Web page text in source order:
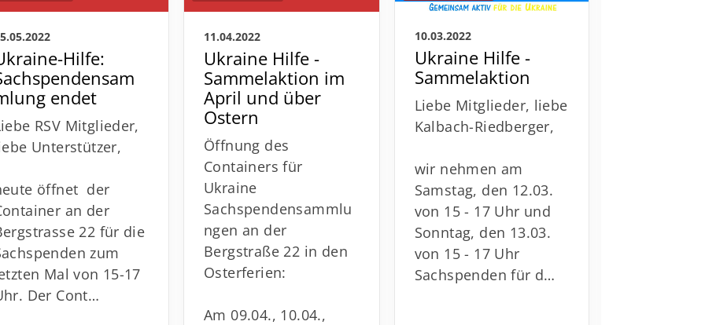
Hilfe:
endet
RSV Mitglieder,
Unterstützer,
öffnet der
an der
22 für die
zum
Mal von 15-17
Der Cont…
11.04.2022
Ukraine Hilfe -
Sammelaktion im
April und über
Ostern
Öffnung des
Containers für
Ukraine
Sachspendensammlu
ngen an der
Bergstraße 22 in den
Osterferien:
Am 09.04., 10.04.,
10.03.2022
Ukraine Hilfe -
Sammelaktion
Liebe Mitglieder, liebe
Kalbach-Riedberger,
wir nehmen am
Samstag, den 12.03.
von 15 - 17 Uhr und
Sonntag, den 13.03.
von 15 - 17 Uhr
Sachspenden für d…